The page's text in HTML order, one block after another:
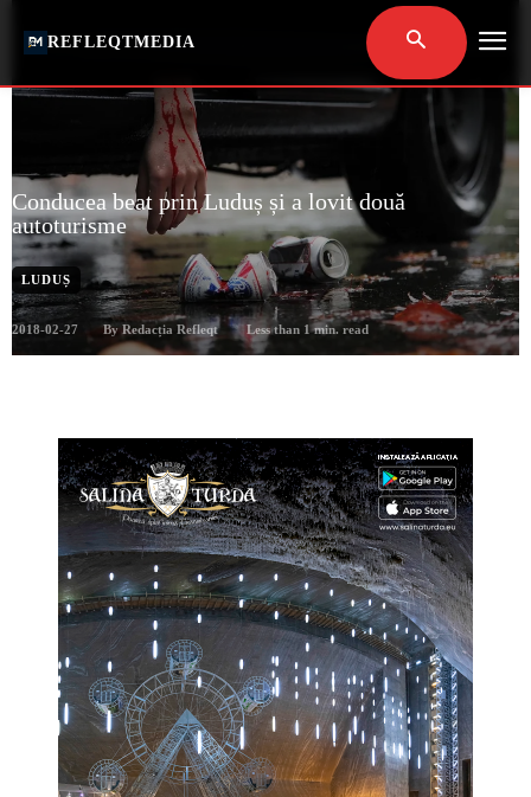
REFLEQTMEDIA
Conducea beat prin Luduș și a lovit două
autoturisme
LUDUȘ
2018-02-27 By Redacția Refleqt Less than 1min. read